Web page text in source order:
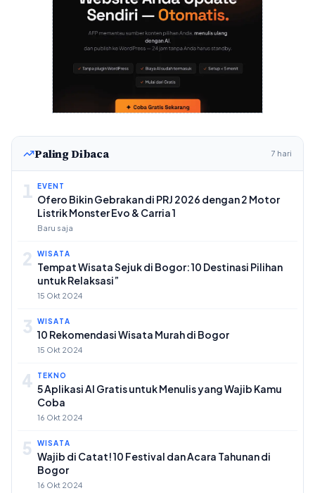
Paling Dibaca 7 hari
1 EVENT
Ofero Bikin Gebrakan di PRJ 2026 dengan 2 Motor
Listrik Monster Evo & Carria 1
Baru saja
2 WISATA
Tempat Wisata Sejuk di Bogor: 10 Destinasi Pilihan
untuk Relaksasi”
15 Okt 2024
3 WISATA
10 Rekomendasi Wisata Murah di Bogor
15 Okt 2024
4 TEKNO
5 Aplikasi AI Gratis untuk Menulis yang Wajib Kamu
Coba
16 Okt 2024
5 WISATA
Wajib di Catat! 10 Festival dan Acara Tahunan di
Bogor
16 Okt 2024